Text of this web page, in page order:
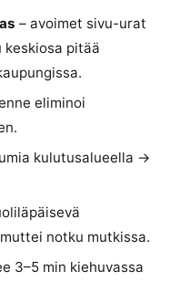
– avoimet sivu-urat
pitää
eliminoi
kulutusalueella →
notku mutkissa.
3–5 min kiehuvassa